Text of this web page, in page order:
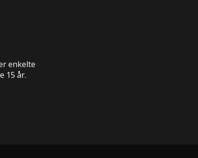
enkelte
15 år.